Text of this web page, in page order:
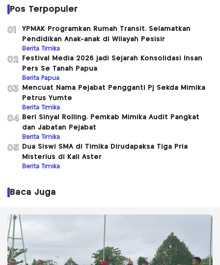
Pos Terpopuler
01
YPMAK Programkan Rumah Transit, Selamatkan
Pendidikan Anak-anak di Wilayah Pesisir
Berita Timika
02
Festival Media 2026 jadi Sejarah Konsolidasi Insan
Pers Se Tanah Papua
Berita Papua
03
Mencuat Nama Pejabat Pengganti Pj Sekda Mimika
Petrus Yumte
Berita Timika
04
Beri Sinyal Rolling, Pemkab Mimika Audit Pangkat
dan Jabatan Pejabat
Berita Timika
05
Dua Siswi SMA di Timika Dirudapaksa Tiga Pria
Misterius di Kali Aster
Berita Timika
Baca Juga